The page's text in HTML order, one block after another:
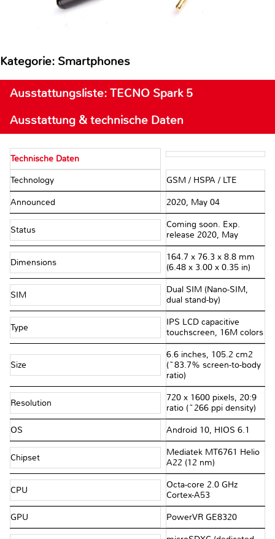
Kategorie: Smartphones
Ausstattungsliste: TECNO Spark 5
Ausstattung & technische Daten
Technische Daten
Technology GSM / HSPA / LTE
Announced 2020, May 04
Status
Coming soon. Exp.
release 2020, May
Dimensions
164.7 x 76.3 x 8.8 mm
(6.48 x 3.00 x 0.35 in)
SIM
Dual SIM (Nano-SIM,
dual stand-by)
Type
IPS LCD capacitive
touchscreen, 16M colors
Size
6.6 inches, 105.2 cm2
(~83.7% screen-to-body
ratio)
Resolution
720 x 1600 pixels, 20:9
ratio (~266 ppi density)
OS Android 10, HIOS 6.1
Chipset
Mediatek MT6761 Helio
A22 (12 nm)
CPU
Octa-core 2.0 GHz
Cortex-A53
GPU PowerVR GE8320